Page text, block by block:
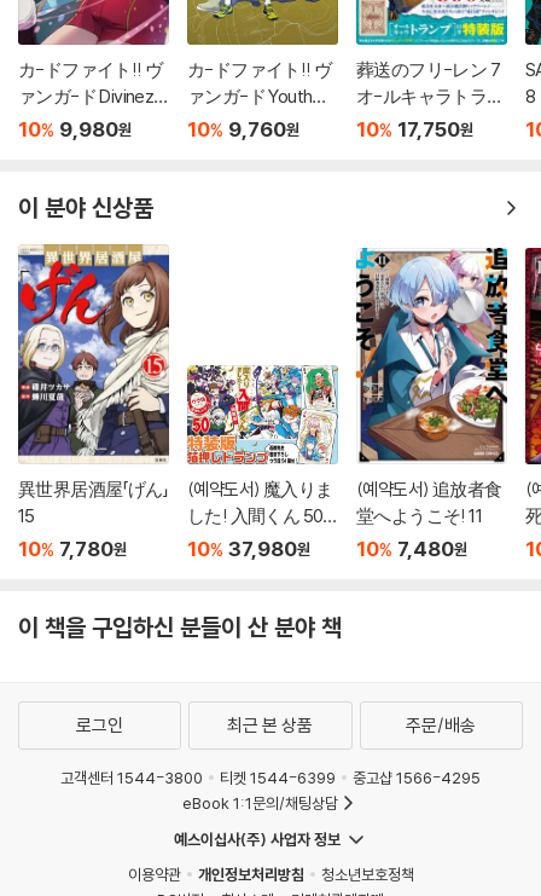
カ-ドファイト!! ヴ
ァンガ-ド Divinez
幻眞覺醒編 2
10% 9,980원
カ-ドファイト!! ヴ
ァンガ-ド YouthQu
ake 6
10% 9,760원
葬送のフリ-レン 7
オ-ルキャラトラン
プ付き特裝版
10% 17,750원
8
이 분야 신상품
異世界居酒屋「げん」
15
10% 7,780원
(예약도서) 魔入りま
した! 入間くん 50
特裝版
10% 37,980원
(예약도서) 追放者食
堂へようこそ! 11
10% 7,480원
(
이 책을 구입하신 분들이 산 분야 책
로그인 최근 본 상품 주문/배송
고객센터 1544-3800 티켓 1544-6399
중고샵 1566-4295
eBook 1:1문의/채팅상담
예스이십사(주) 사업자 정보
이용약관
개인정보처리방침
청소년보호정책